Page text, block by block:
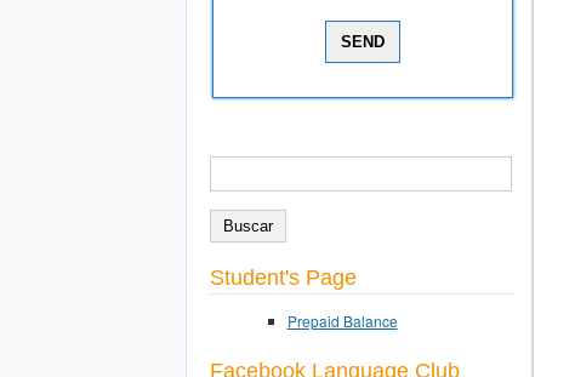
Student's Page
Prepaid Balance
Facebook Language Club